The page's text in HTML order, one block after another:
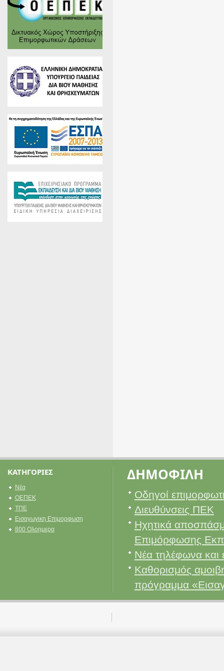
ΚΑΤΗΓΟΡΙΕΣ
Νέα
ΟΕΠΕΚ
ΤΠΕ
Εισαγωγικη Επιμορφωση
800 Ολοημερα
ΔΗΜΟΦΙΛΗ
Οδηγοί
Διευθύνσεις ΠΕΚ
Ηχητικά
Επιμόρφωσης
Νέα τηλέφωνα και
Καθορισμός
πρόγραμμα